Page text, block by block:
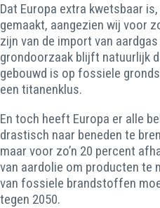
Dat Europa extra kwetsbaar
gemaakt, aangezien wij voor
zijn van de import van
grondoorzaak blijft natuurlijk
gebouwd is op fossiele
een titanenklus.
En toch heeft Europa er alle
drastisch naar beneden te
maar voor zo’n 20 percent
van aardolie om producten te
van fossiele brandstoffen
tegen 2050.